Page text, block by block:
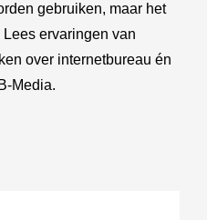
gebruiken, maar het
ervaringen van
over internetbureau én
Media.